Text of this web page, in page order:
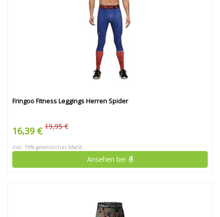
Fringoo Fitness Leggings Herren Spider
16,39 € 19,95 €
inkl. 19% gesetzlicher MwSt.
Ansehen bei